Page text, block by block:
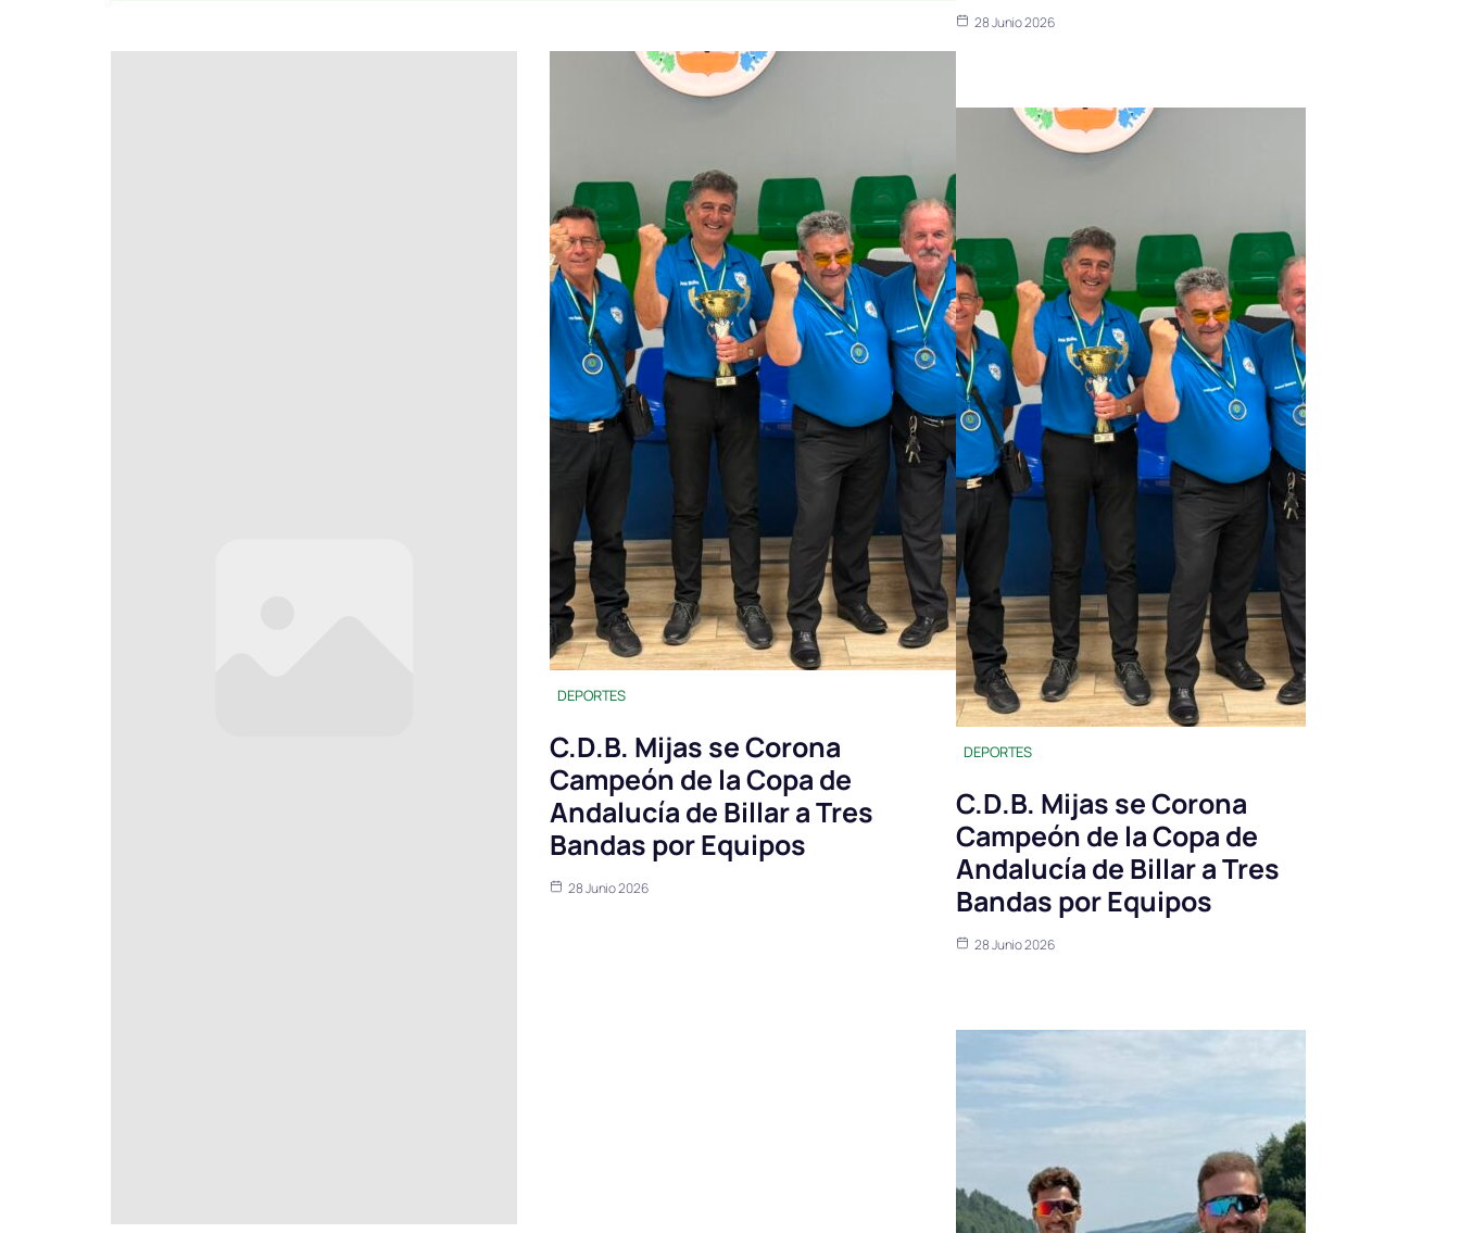
DEPORTES
C.D.B. Mijas se Corona
Campeón de la Copa de
Andalucía de Billar a Tres
Bandas por Equipos
28 Junio 2026
28 Junio 2026
DEPORTES
C.D.B. Mijas se Corona
Campeón de la Copa de
Andalucía de Billar a Tres
Bandas por Equipos
28 Junio 2026